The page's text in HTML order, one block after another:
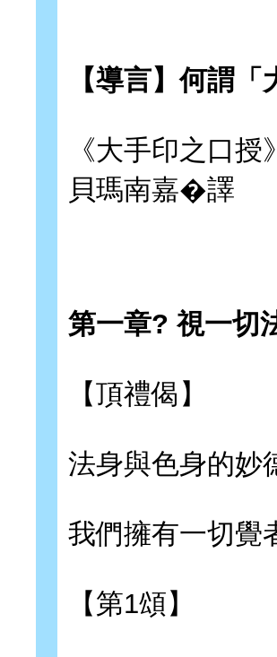
【導言】何謂
《大手印之口
貝瑪南嘉�譯
第一章? 視一切
【頂禮偈】
法身與色身的妙
我們擁有一切覺
【第1頌】